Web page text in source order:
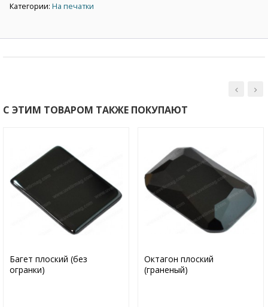
Категории: На печатки
С ЭТИМ ТОВАРОМ ТАКЖЕ ПОКУПАЮТ
Багет плоский (без
огранки)
Октагон плоский
(граненый)